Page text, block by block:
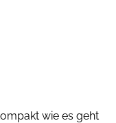
wie es geht